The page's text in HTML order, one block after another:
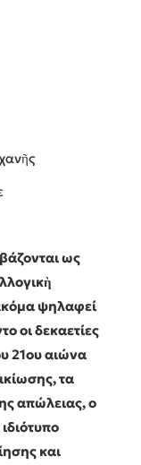
ως
ψηλαφεί
οι δεκαετίες
21ου αιώνα
τα
απώλειας, ο
και